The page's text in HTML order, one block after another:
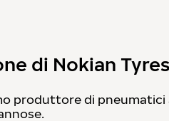
di Nokian
produttore di